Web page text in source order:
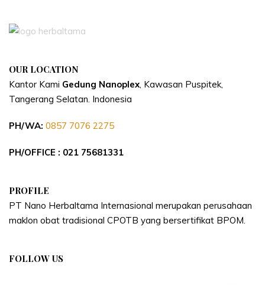
OUR LOCATION
Kantor Kami Gedung Nanoplex, Kawasan Puspitek,
Tangerang Selatan. Indonesia
PH/WA: 0857 7076 2275
PH/OFFICE : 021 75681331
PROFILE
PT Nano Herbaltama Internasional merupakan perusahaan
maklon obat tradisional CPOTB yang bersertifikat BPOM.
FOLLOW US